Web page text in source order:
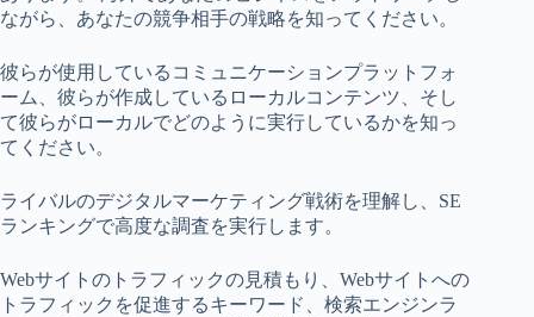
ながら、あなたの競争相手の戦略を知ってください。
彼らが使用しているコミュニケーションプラットフォ
ーム、彼らが作成しているローカルコンテンツ、そし
て彼らがローカルでどのように実行しているかを知っ
てください。
ライバルのデジタルマーケティング戦術を理解し、SE
ランキングで高度な調査を実行します。
Webサイトのトラフィックの見積もり、Webサイトへの
トラフィックを促進するキーワード、検索エンジンラ